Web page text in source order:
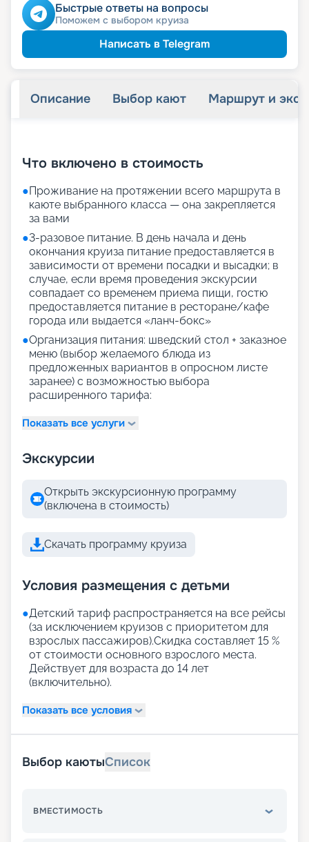
Быстрые ответы на вопросы
Поможем с выбором круиза
Написать в Telegram
Описание Выбор кают Маршрут и
Что включено в стоимость
●Проживание на протяжении всего маршрута в
каюте выбранного класса — она закрепляется
за вами
●3-разовое питание. В день начала и день
окончания круиза питание предоставляется в
зависимости от времени посадки и высадки; в
случае, если время проведения экскурсии
совпадает со временем приема пищи, гостю
предоставляется питание в ресторане/кафе
города или выдается «ланч-бокс»
●Организация питания: шведский стол + заказное
меню (выбор желаемого блюда из
предложенных вариантов в опросном листе
заранее) с возможностью выбора
расширенного тарифа:
Показать все услуги
Экскурсии
Открыть экскурсионную программу
(включена в стоимость)
Скачать программу круиза
Условия размещения с детьми
●Детский тариф распространяется на все рейсы
(за исключением круизов с приоритетом для
взрослых пассажиров).Скидка составляет 15 %
от стоимости основного взрослого места.
Действует для возраста до 14 лет
(включительно).
Показать все условия
Выбор каютыСписок
ВМЕСТИМОСТЬ